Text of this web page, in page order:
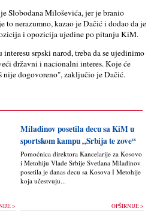
Slobodana Miloševića, jer je branio
to nerazumno, kazao je Dačić i dodao da je
i opozicija ujedine po pitanju KiM.
srpski narod, treba da se ujedinimo
državni i nacionalni interes. Koje će
dogovoreno", zaklјučio je Dačić.
>
Miladinov posetila decu sa KiM u
sportskom kampu „Srbija te zove“
Pomoćnica direktora Kancelarije za Kosovo
i Metohiju Vlade Srbije Svetlana Miladinov
posetila je danas decu sa Kosova I Metohije
koja učestvuju...
OPŠIRNIJE >